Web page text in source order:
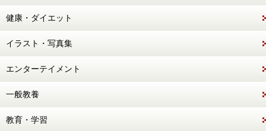
健康・ダイエット
イラスト・写真集
エンターテイメント
一般教養
教育・学習